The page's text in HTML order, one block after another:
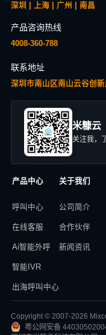
深圳 | 上海 | 广州 | 南昌
产品咨询热线
4008-360-788
联系地址
深圳市南山区南山云谷创
米糠云
关注我，
产品中心
呼叫中心
在线客服
Ai智能外呼
智能IVR
出海呼叫中心
关于我们
公司简介
合作伙伴
新闻资讯
Copyright © 2007-2026
粤公网安备